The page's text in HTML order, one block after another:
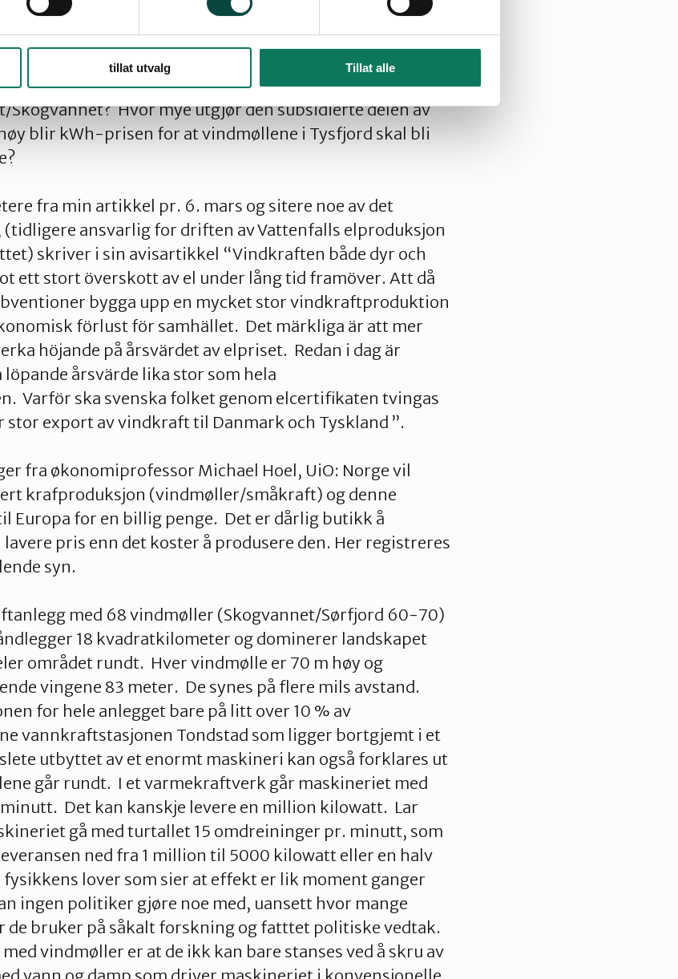
tillat utvalg Tillat alle
bevares for framtiden?! I tillegg må der bevilges store
til vindkraftverket på Nygårdsfjellet og hva eventuelt vil
Hvor mye utgjør den subsidierte delen av
blir kWh-prisen for at vindmøllene i Tysfjord skal bli
fra min artikkel pr. 6. mars og sitere noe av det
(tidligere ansvarlig for driften av Vattenfalls elproduksjon
skriver i sin avisartikkel “Vindkraften både dyr och
ett stort överskott av el under lång tid framöver. Att då
bygga upp en mycket stor vindkraftproduktion
förlust för samhället. Det märkliga är att mer
höjande på årsvärdet av elpriset. Redan i dag är
årsvärde lika stor som hela
Varför ska svenska folket genom elcertifikaten tvingas
stor export av vindkraft til Danmark och Tyskland ”.
fra økonomiprofessor Michael Hoel, UiO: Norge vil
krafproduksjon (vindmøller/småkraft) og denne
Europa for en billig penge. Det er dårlig butikk å
pris enn det koster å produsere den. Her registreres
syn.
med 68 vindmøller (Skogvannet/Sørfjord 60-70)
18 kvadratkilometer og dominerer landskapet
området rundt. Hver vindmølle er 70 m høy og
vingene 83 meter. De synes på flere mils avstand.
for hele anlegget bare på litt over 10 % av
vannkraftstasjonen Tondstad som ligger bortgjemt i et
utbyttet av et enormt maskineri kan også forklares ut
går rundt. I et varmekraftverk går maskineriet med
Det kan kanskje levere en million kilowatt. Lar
gå med turtallet 15 omdreininger pr. minutt, som
ned fra 1 million til 5000 kilowatt eller en halv
lover som sier at effekt er lik moment ganger
ingen politiker gjøre noe med, uansett hvor mange
bruker på såkalt forskning og fatttet politiske vedtak.
vindmøller er at de ikk kan bare stanses ved å skru av